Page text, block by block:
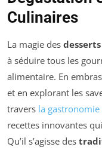
Culinaires
La magie des
à séduire tous les
alimentaire. En
et en explorant les
travers la
recettes innovantes
Qu’il s’agisse des